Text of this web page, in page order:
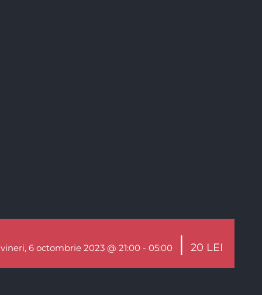
vineri, 6 octombrie 2023 @ 21:00 - 05:00 | 20 LEI